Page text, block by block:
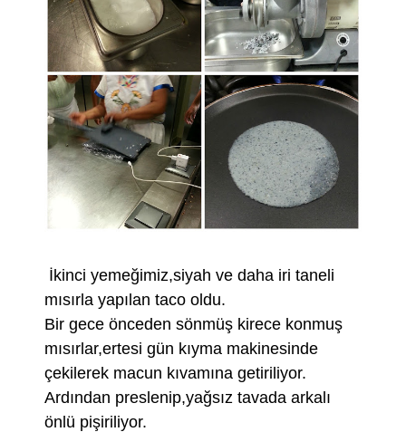
İkinci yemeğimiz,siyah ve daha iri taneli
mısırla yapılan taco oldu.
Bir gece önceden sönmüş kirece konmuş
mısırlar,ertesi gün kıyma makinesinde
çekilerek macun kıvamına getiriliyor.
Ardından preslenip,yağsız tavada arkalı
önlü pişiriliyor.